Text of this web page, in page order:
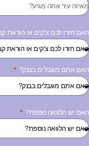
חזרו לכם צ'קים או הוראת
אתם מוגבלים בבנק?
יש הלוואה נוספת?